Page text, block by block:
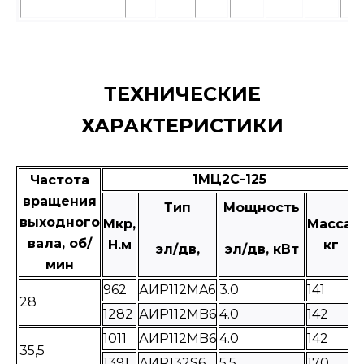
ТЕХНИЧЕСКИЕ
ХАРАКТЕРИСТИКИ
Частота
вращения
выходного
вала, об/
мин
1МЦ2С-125
Мкр,
Н.м
Тип
эл/дв,
Мощность
эл/дв, кВт
Масса,
кг
28
962 АИР112MA6 3.0
141
1282 АИР112MB6 4.0 142
35,5
1011 АИР112MB6 4.0
142